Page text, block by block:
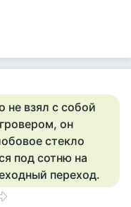
не взял с собой
он
стекло
под сотню на
переход.